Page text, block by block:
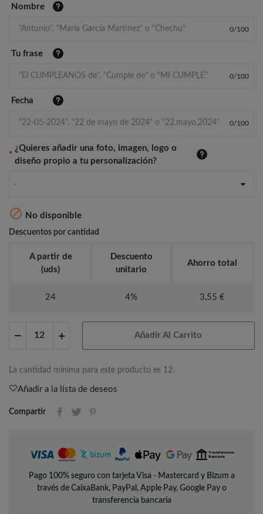
Nombre
0/100
Tu frase
0/100
Fecha
0/100
*
¿Quieres añadir una foto, imagen, logo o
diseño propio a tu personalización?
-
 No disponible
Descuentos por cantidad
A partir de
(uds)
Descuento
unitario
Ahorro total
24 4% 3,55 €
Añadir Al Carrito
La cantidad mínima para este producto es 12.
Añadir a la lista de deseos
Compartir
Pago 100% seguro con tarjeta Visa - Mastercard y Bizum a
través de CaixaBank, PayPal, Apple Pay, Google Pay o
transferencia bancaria